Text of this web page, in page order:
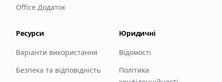
Office Додаток
Ресурси
Варіанти використання
Безпека та відповідність
Юридичні
Відомості
Політика